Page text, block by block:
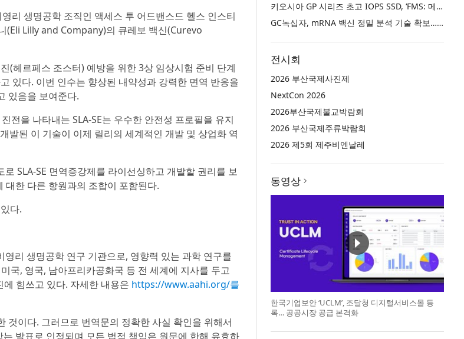
리 생명공학 조직인 액세스 투 어드밴스드 헬스 인스티
Lilly and Company)의 큐레보 백신(Curevo
(헤르페스 조스터) 예방을 위한 3상 임상시험 준비 단계
있다. 이번 인수는 향상된 내약성과 강력한 면역 반응을
있음을 보여준다.
전을 나타내는 SLA-SE는 우수한 안전성 프로필을 유지
발된 이 기술이 이제 릴리의 세계적인 개발 및 상업화 역
SLA-SE 면역증강제를 라이선싱하고 개발할 권리를 보
대한 다른 항원과의 조합이 포함된다.
다.
리 생명공학 연구 기관으로, 영향력 있는 과학 연구를
국, 영국, 남아프리카공화국 등 전 세계에 지사를 두고
힘쓰고 있다. 자세한 내용은 https://www.aahi.org/를
것이다. 그러므로 번역문의 정확한 사실 확인을 위해서
발표로 인정되며 모든 법적 책임은 원문에 한해 유효하
키오시아 GP 시리즈 초고 IOPS SSD, ‘FMS: 메모리 및 스토리지의 미래 2026’에서 ‘베스트 오브 쇼’ 수상
GC녹십자, mRNA 백신 정밀 분석 기술 확보… 국제 학술지 논문 게재
전시회
2026 부산국제사진제
NextCon 2026
2026부산국제불교박람회
2026 부산국제주류박람회
2026 제5회 제주비엔날레
동영상
한국기업보안 ‘UCLM’, 조달청 디지털서비스몰 등
록… 공공시장 공급 본격화